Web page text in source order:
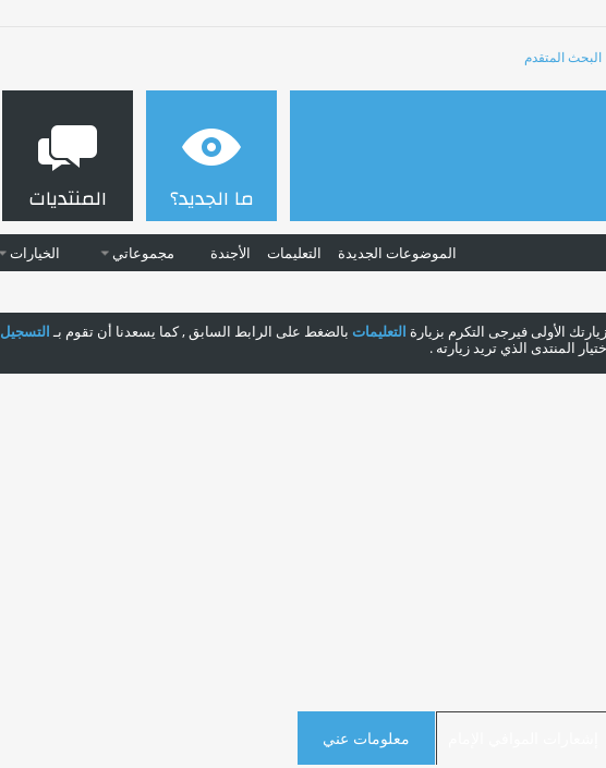
البحث المتقدم
ما الجديد؟ المنتديات
الموضوعات الجديدة التعليمات الأجندة مجموعاتي الخيارات
الأولى فيرجى التكرم بزيارة التعليمات بالضغط على الرابط السابق , كما يسعدنا أن تقوم بـالتسجيل
المنتدى الذي تريد زيارته .
معلومات عني